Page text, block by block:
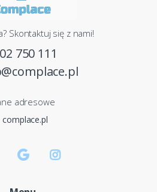
Skontaktuj się z nami!
750 111
adresowe
complace.pl